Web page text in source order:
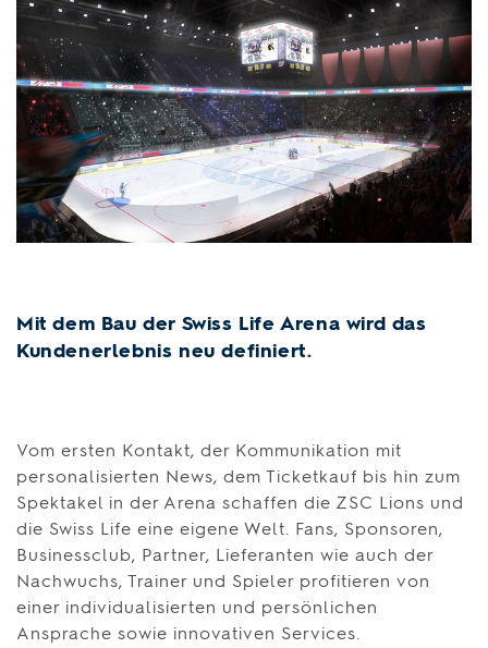
Mit dem Bau der Swiss Life Arena wird das
Kundenerlebnis neu definiert.
Vom ersten Kontakt, der Kommunikation mit
personalisierten News, dem Ticketkauf bis hin zum
Spektakel in der Arena schaffen die ZSC Lions und
die Swiss Life eine eigene Welt. Fans, Sponsoren,
Businessclub, Partner, Lieferanten wie auch der
Nachwuchs, Trainer und Spieler profitieren von
einer individualisierten und persönlichen
Ansprache sowie innovativen Services.